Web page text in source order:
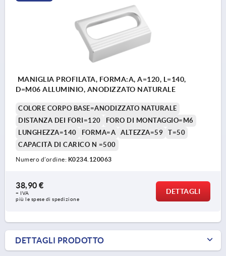
MANIGLIA PROFILATA, FORMA:A, A=120, L=140,
D=M06 ALLUMINIO, ANODIZZATO NATURALE
COLORE CORPO BASE=ANODIZZATO NATURALE
DISTANZA DEI FORI=120
FORO DI MONTAGGIO=M6
LUNGHEZZA=140
FORMA=A ALTEZZA=59
T=50
CAPACITÀ DI CARICO N =500
Numero d’ordine: K0234.120063
38,90 €
+ IVA
più le spese di spedizione
DETTAGLI
DETTAGLI PRODOTTO